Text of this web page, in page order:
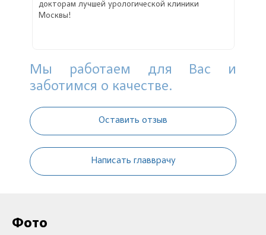
докторам лучшей урологической клиники
Москвы!
Мы работаем для Вас и
заботимся о качестве.
Оставить отзыв
Написать главврачу
Фото